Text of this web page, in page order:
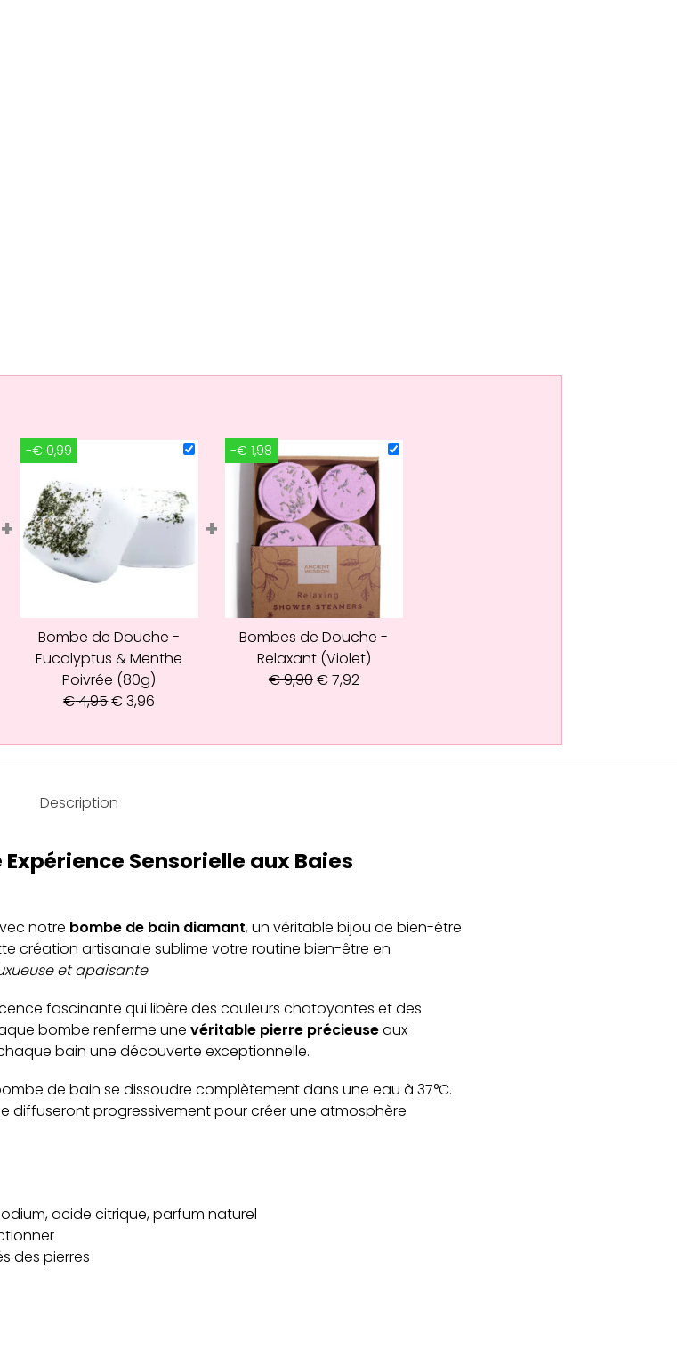
+
-€ 0,99
Bombe de Douche -
Eucalyptus & Menthe
Poivrée (80g)
€4,95€3,96
+
-€ 1,98
Bombes de Douche -
Relaxant (Violet)
€9,90€7,92
Description
Sensorielle aux Baies
notre bombe de bain diamant, un véritable bijou de bien-être
création artisanale sublime votre routine bien-être en
et apaisante.
fascinante qui libère des couleurs chatoyantes et des
bombe renferme une véritable pierre précieuseaux
bain une découverte exceptionnelle.
de bain se dissoudre complètement dans une eau à 37°C.
diffuseront progressivement pour créer une atmosphère
acide citrique, parfum naturel
des pierres